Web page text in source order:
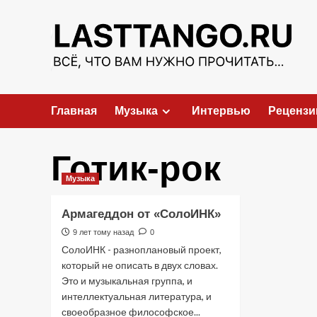
содержимому
Главная Музыка Интервью
Готик-рок
Музыка
Армагеддон от «СолоИНК»
9 лет тому назад 0
СолоИНК - разноплановый проект,
который не описать в двух словах.
Это и музыкальная группа, и
интеллектуальная литература, и
своеобразное философское...